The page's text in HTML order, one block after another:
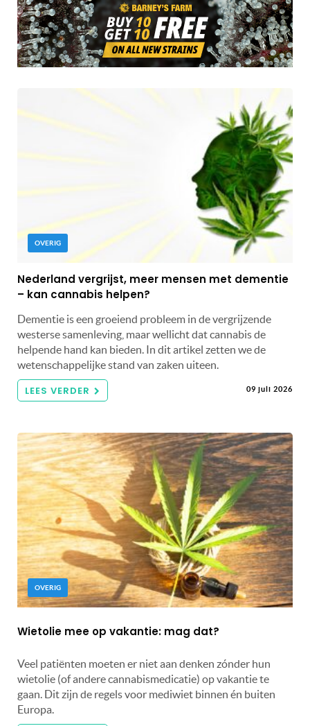
OVERIG
Nederland vergrijst, meer mensen met dementie
– kan cannabis helpen?
Dementie is een groeiend probleem in de vergrijzende
westerse samenleving, maar wellicht dat cannabis de
helpende hand kan bieden. In dit artikel zetten we de
wetenschappelijke stand van zaken uiteen.
LEES VERDER 09 juli 2026
OVERIG
Wietolie mee op vakantie: mag dat?
Veel patiënten moeten er niet aan denken zónder hun
wietolie (of andere cannabismedicatie) op vakantie te
gaan. Dit zijn de regels voor mediwiet binnen én buiten
Europa.